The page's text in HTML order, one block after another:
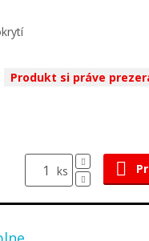
Produkt si práve
ks